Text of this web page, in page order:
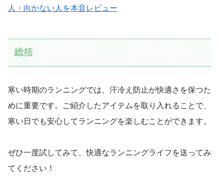
人・向かない人を本音レビュー
総括
寒い時期のランニングでは、汗冷え防止が快適さを保つた
めに重要です。ご紹介したアイテムを取り入れることで、
寒い日でも安心してランニングを楽しむことができます。
ぜひ一度試してみて、快適なランニングライフを送ってみ
てください！